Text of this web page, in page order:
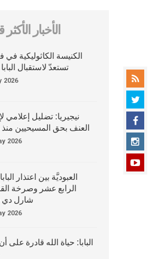
الأخبار
الكنيسة الكاثوليكية في
تستعدّ لاستقبال البابا
2026
نيجيريا: تضليل إعلامي
العنف بحق المسيحيين منذ
2026
العبوديَّة بين اعتذار
الرابع عشر وصرخة
شارل دي
2026
البابا: حياة الله قادرة على